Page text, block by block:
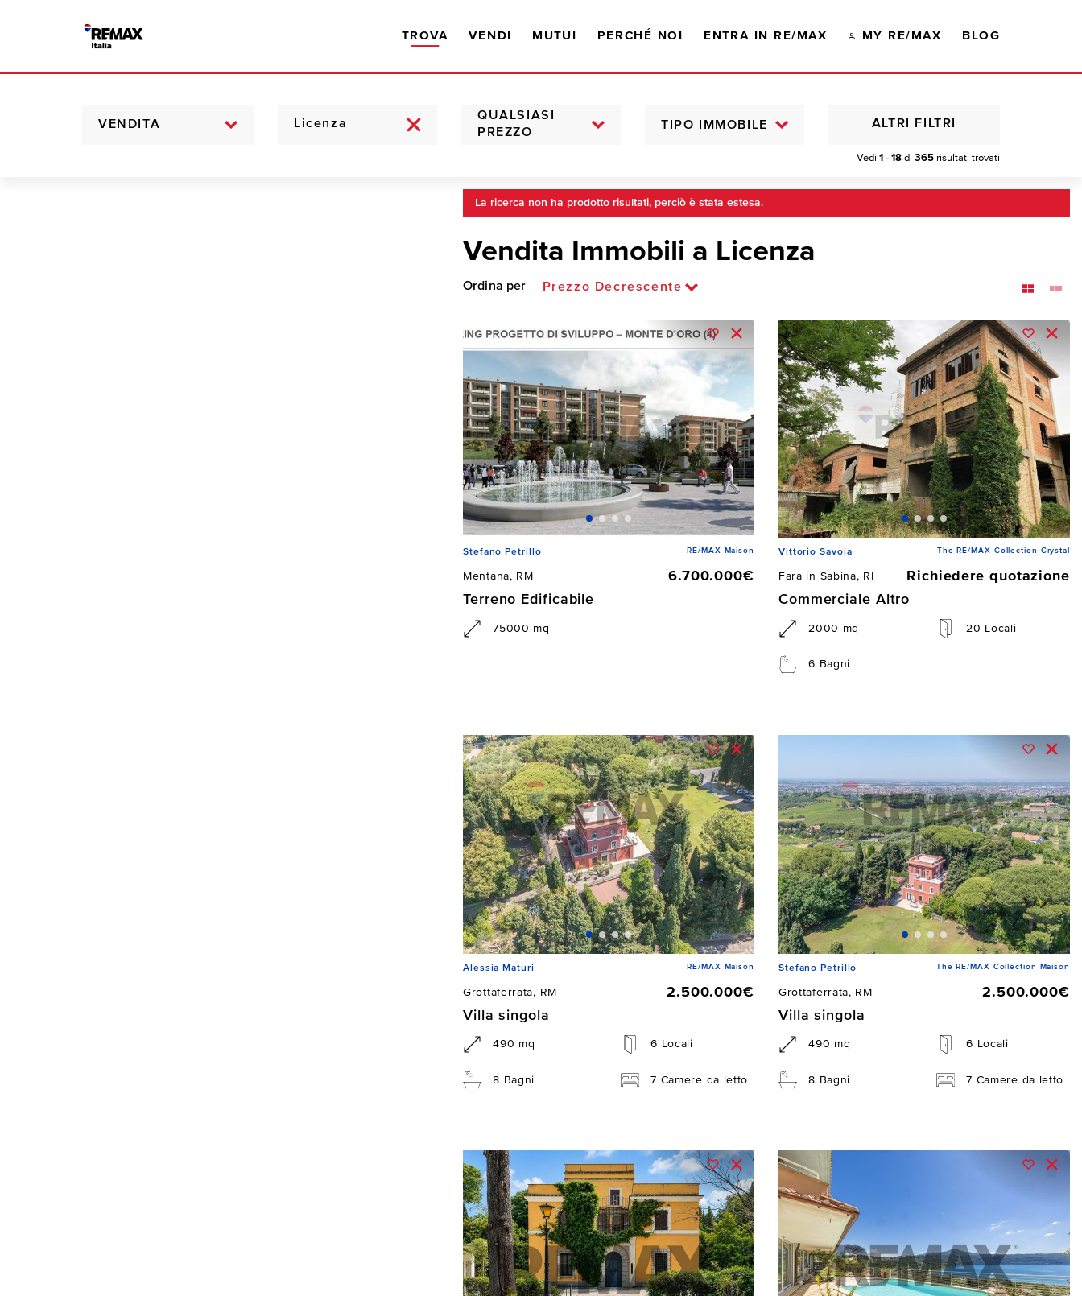
TROVA VENDI MUTUI PERCHÉ NOI ENTRA IN RE/MAX MY RE/MAX BLOG
VENDITA
QUALSIASI
PREZZO
TIPO IMMOBILE
Vedi 1 - 18 di 365 risultati trovati
ALTRI FILTRI
La ricerca non ha prodotto risultati, perciò è stata estesa.
Vendita Immobili a Licenza
Ordina per Prezzo Decrescente
Stefano Petrillo RE/MAX Maison
Mentana, RM
6.700.000€
Terreno Edificabile
75000 mq
Vittorio Savoia The RE/MAX Collection Crystal
Fara in Sabina, RI
Richiedere quotazione
Commerciale Altro
2000 mq 20 Locali
6 Bagni
Alessia Maturi RE/MAX Maison
Grottaferrata, RM
2.500.000€
Villa singola
490 mq 6 Locali
8 Bagni 7 Camere da letto
Stefano Petrillo The RE/MAX Collection Maison
Grottaferrata, RM
2.500.000€
Villa singola
490 mq 6 Locali
8 Bagni 7 Camere da letto